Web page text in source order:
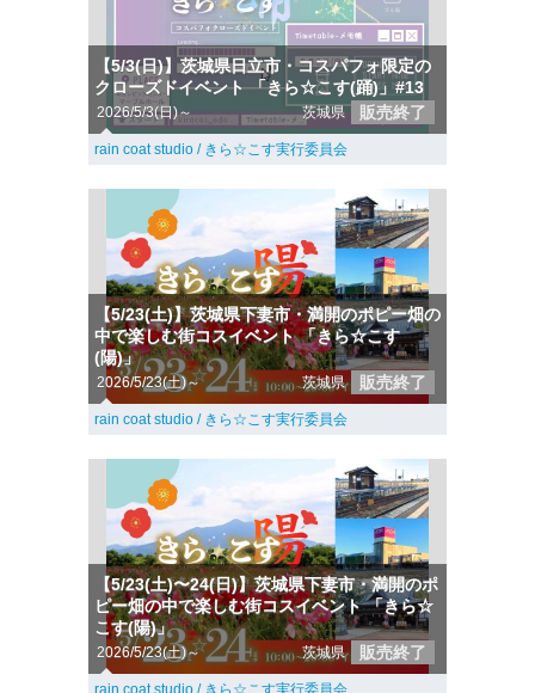
【5/3(日)】茨城県日立市・コスパフォ限定の
クローズドイベント 「きら☆こす(踊)」#13
2026/5/3(日)～ 茨城県 販売終了
rain coat studio / きら☆こす実行委員会
【5/23(土)】茨城県下妻市・満開のポピー畑の
中で楽しむ街コスイベント 「きら☆こす
(陽)」
2026/5/23(土)～ 茨城県 販売終了
rain coat studio / きら☆こす実行委員会
【5/23(土)〜24(日)】茨城県下妻市・満開のポ
ピー畑の中で楽しむ街コスイベント 「きら☆
こす(陽)」
2026/5/23(土)～ 茨城県 販売終了
rain coat studio / きら☆こす実行委員会